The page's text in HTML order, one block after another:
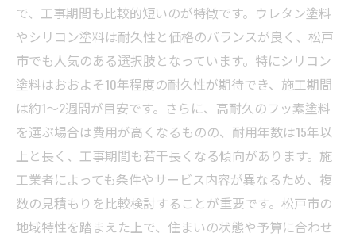
で、工事期間も比較的短いのが特徴です。ウレタン塗料
やシリコン塗料は耐久性と価格のバランスが良く、松戸
市でも人気のある選択肢となっています。特にシリコン
塗料はおおよそ10年程度の耐久性が期待でき、施工期間
は約1～2週間が目安です。さらに、高耐久のフッ素塗料
を選ぶ場合は費用が高くなるものの、耐用年数は15年以
上と長く、工事期間も若干長くなる傾向があります。施
工業者によっても条件やサービス内容が異なるため、複
数の見積もりを比較検討することが重要です。松戸市の
地域特性を踏まえた上で、住まいの状態や予算に合わせ